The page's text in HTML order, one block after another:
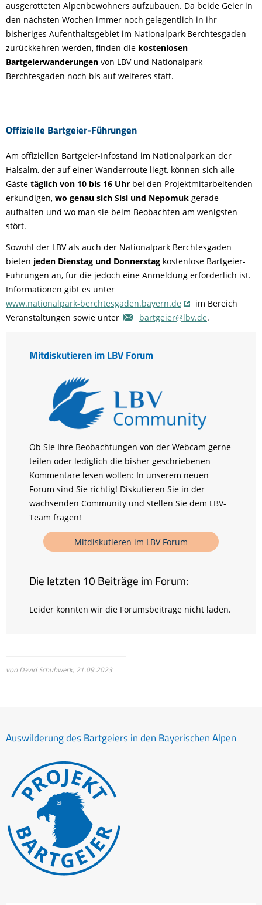
ausgerotteten Alpenbewohners aufzubauen. Da beide Geier in
den nächsten Wochen immer noch gelegentlich in ihr
bisheriges Aufenthaltsgebiet im Nationalpark Berchtesgaden
zurückkehren werden, finden die kostenlosen
Bartgeierwanderungen von LBV und Nationalpark
Berchtesgaden noch bis auf weiteres statt.
Offizielle Bartgeier-Führungen
Am offiziellen Bartgeier-Infostand im Nationalpark an der
Halsalm, der auf einer Wanderroute liegt, können sich alle
Gäste täglich von 10 bis 16 Uhr bei den Projektmitarbeitenden
erkundigen, wo genau sich Sisi und Nepomuk gerade
aufhalten und wo man sie beim Beobachten am wenigsten
stört.
Sowohl der LBV als auch der Nationalpark Berchtesgaden
bieten jeden Dienstag und Donnerstag kostenlose Bartgeier-
Führungen an, für die jedoch eine Anmeldung erforderlich ist.
Informationen gibt es unter
www.nationalpark-berchtesgaden.bayern.de
im Bereich
Veranstaltungen sowie unter
bartgeier@lbv.de.
Mitdiskutieren im LBV Forum
Ob Sie Ihre Beobachtungen von der Webcam gerne
teilen oder lediglich die bisher geschriebenen
Kommentare lesen wollen: In unserem neuen
Forum sind Sie richtig! Diskutieren Sie in der
wachsenden Community und stellen Sie dem LBV-
Team fragen!
Mitdiskutieren im LBV Forum
Die letzten 10 Beiträge im Forum:
Leider konnten wir die Forumsbeiträge nicht laden.
von David Schuhwerk, 21.09.2023
Auswilderung des Bartgeiers in den Bayerischen Alpen